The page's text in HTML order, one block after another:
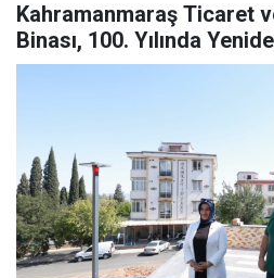
Kahramanmaraş Ticaret
Binası, 100. Yılında